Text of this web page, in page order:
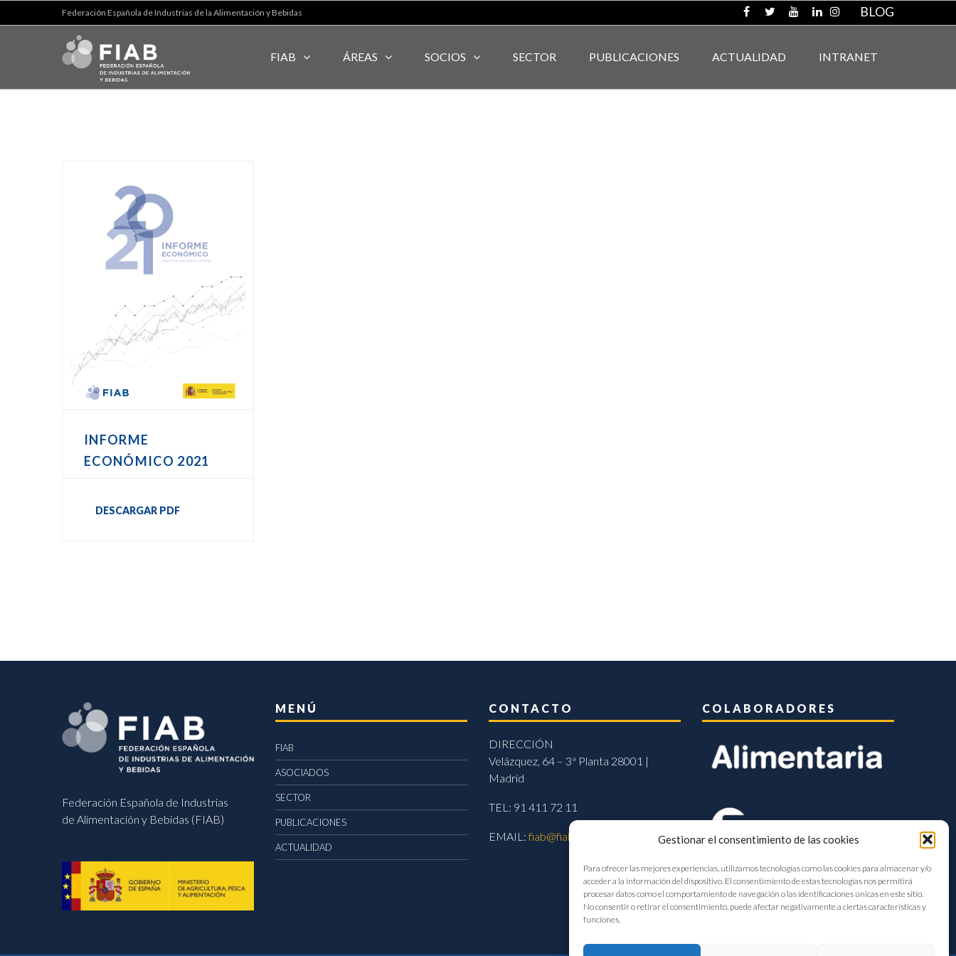
Gestionar el consentimiento de las cookies
Para ofrecer las mejores experiencias, utilizamos tecnologías como las cookies para almacenar y/o
acceder a la información del dispositivo. El consentimiento de estas tecnologías nos permitirá
procesar datos como el comportamiento de navegación o las identificaciones únicas en este sitio.
No consentir o retirar el consentimiento, puede afectar negativamente a ciertas características y
funciones.
Federación Española de Industrias de la Alimentación y Bebidas BLOG
FIAB ÁREAS SOCIOS SECTOR PUBLICACIONES ACTUALIDAD INTRANET
INFORME
ECONÓMICO 2021
DESCARGAR PDF
Federación Española de Industrias
de Alimentación y Bebidas (FIAB)
MENÚ
FIAB
ASOCIADOS
SECTOR
PUBLICACIONES
ACTUALIDAD
CONTACTO
DIRECCIÓN
Velázquez, 64 – 3ª Planta 28001 |
Madrid
TEL: 91 411 72 11
EMAIL:fiab@fiab.es
COLABORADORES